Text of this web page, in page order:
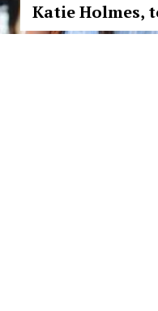
Katie Holmes,